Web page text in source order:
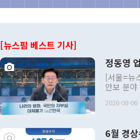
[뉴스핌 베스트 기사]
정동영
[서울=뉴
안보 분
발언 중에
주의적 희
2026-08-06
6월 경